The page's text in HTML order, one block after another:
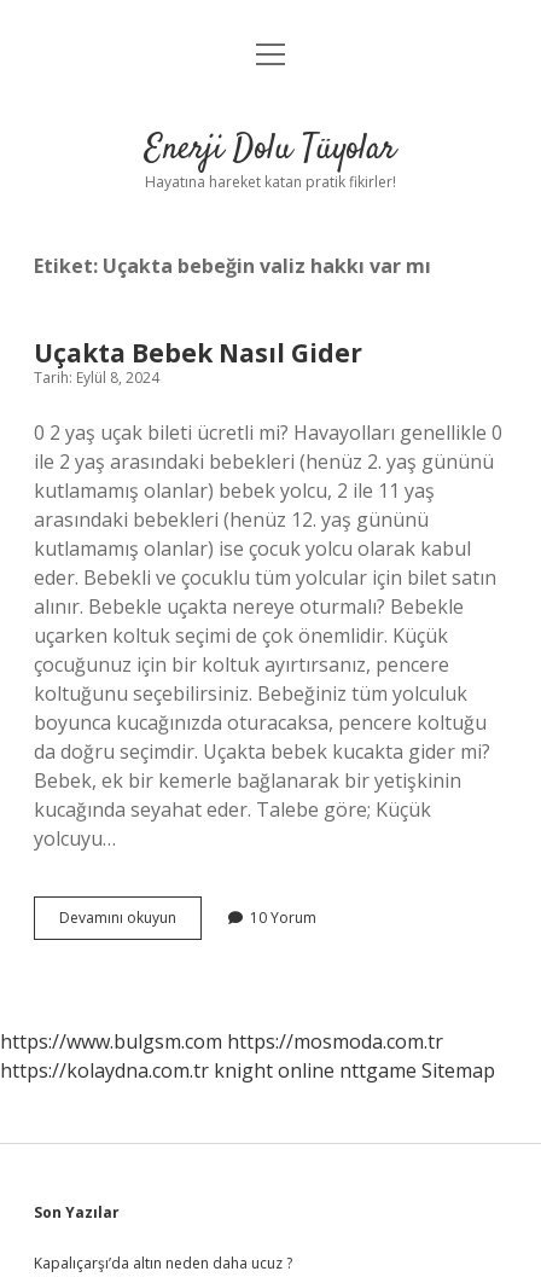
Anasayfa
Yasal Uyarı
menüyü
Enerji Dolu Tüyolar
Hayatına hareket katan pratik fikirler!
Etiket: Uçakta bebeğin valiz hakkı var mı
Uçakta Bebek Nasıl Gider
Tarih: Eylül 8, 2024
0 2 yaş uçak bileti ücretli mi? Havayolları genellikle 0
ile 2 yaş arasındaki bebekleri (henüz 2. yaş gününü
kutlamamış olanlar) bebek yolcu, 2 ile 11 yaş
arasındaki bebekleri (henüz 12. yaş gününü
kutlamamış olanlar) ise çocuk yolcu olarak kabul
eder. Bebekli ve çocuklu tüm yolcular için bilet satın
alınır. Bebekle uçakta nereye oturmalı? Bebekle
uçarken koltuk seçimi de çok önemlidir. Küçük
çocuğunuz için bir koltuk ayırtırsanız, pencere
koltuğunu seçebilirsiniz. Bebeğiniz tüm yolculuk
boyunca kucağınızda oturacaksa, pencere koltuğu
da doğru seçimdir. Uçakta bebek kucakta gider mi?
Bebek, ek bir kemerle bağlanarak bir yetişkinin
kucağında seyahat eder. Talebe göre; Küçük
yolcuyu…
Devamını okuyun
Bebek
10 Yorum
https://www.bulgsm.com https://mosmoda.com.tr
https://kolaydna.com.tr knight online nttgame Sitemap
Sidebar
Son Yazılar
Kapalıçarşı’da altın neden daha ucuz ?